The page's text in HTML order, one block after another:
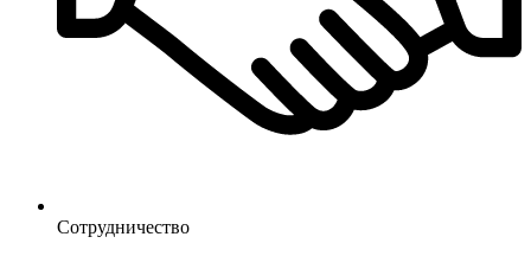
Сотрудничество